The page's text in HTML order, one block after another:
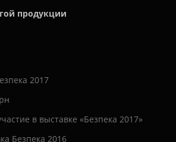
продукции
2017
в выставке «Безпека 2017»
Безпека 2016